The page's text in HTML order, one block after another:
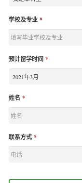
学校及专业 *
预计留学时间 *
姓名 *
联系方式 *